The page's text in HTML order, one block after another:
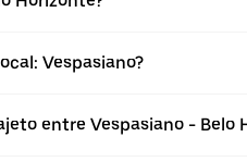
Vespasiano?
entre Vespasiano - Belo